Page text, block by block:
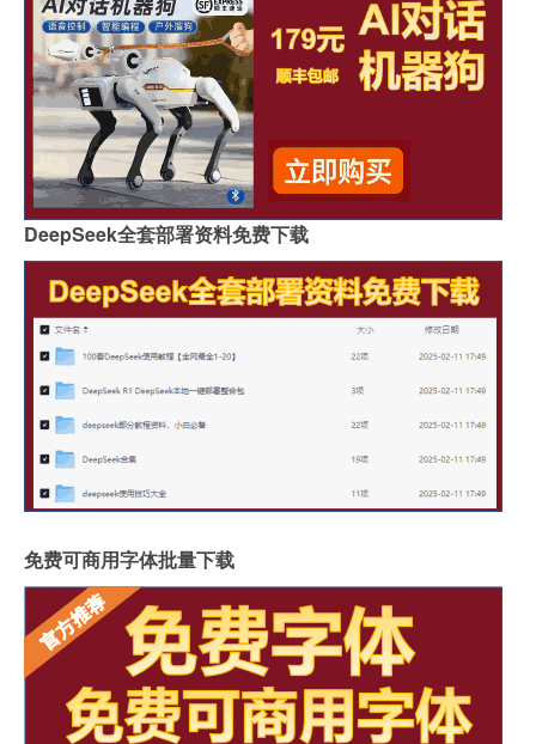
DeepSeek全套部署资料免费下载
免费可商用字体批量下载